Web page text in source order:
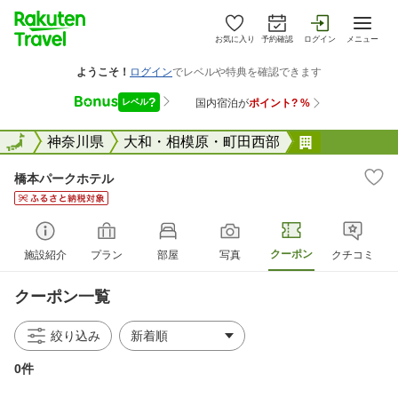
お気に入り 予約確認 ログイン メニュー
全国神奈川県 大和・相模原・町田西部
全国
橋本パークホテル
施設紹介 プラン 部屋 写真 クーポン クチコミ
クーポン一覧
絞り込み
0件